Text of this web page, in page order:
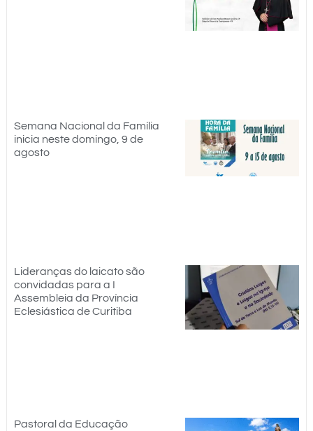
Semana Nacional da Família
inicia neste domingo, 9 de
agosto
Lideranças do laicato são
convidadas para a I
Assembleia da Província
Eclesiástica de Curitiba
Pastoral da Educação